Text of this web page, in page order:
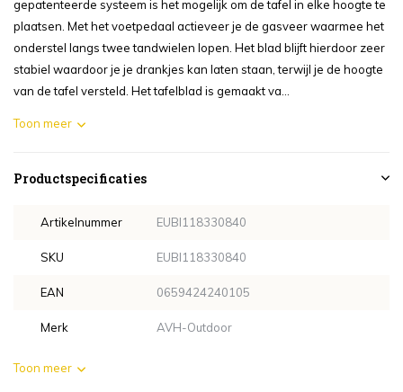
gepatenteerde systeem is het mogelijk om de tafel in elke hoogte te
plaatsen. Met het voetpedaal actieveer je de gasveer waarmee het
onderstel langs twee tandwielen lopen. Het blad blijft hierdoor zeer
stabiel waardoor je je drankjes kan laten staan, terwijl je de hoogte
van de tafel versteld. Het tafelblad is gemaakt va...
Toon meer
Productspecificaties
Artikelnummer EUBI118330840
SKU EUBI118330840
EAN 0659424240105
Merk AVH-Outdoor
Toon meer